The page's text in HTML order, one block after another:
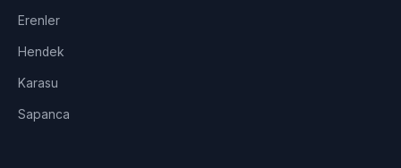
Erenler
Hendek
Karasu
Sapanca